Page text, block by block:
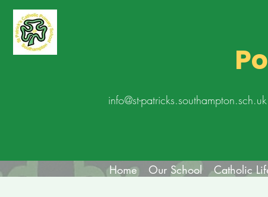
info@st-patricks.southampton.sch.uk
Home Our School Catholic